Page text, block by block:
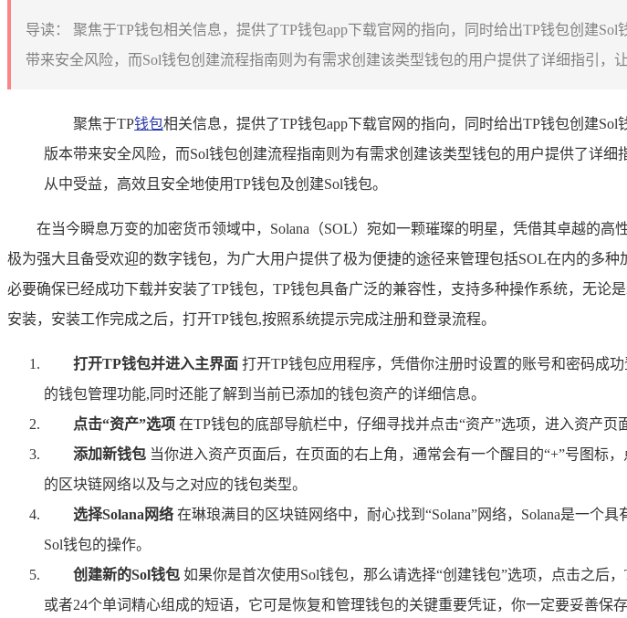
导读：
聚焦于TP钱包相关信息，提供了TP钱包app下载官网的指向，同时给出TP钱包创建
带来安全风险，而Sol钱包创建流程指南则为有需求创建该类型钱包的用户提供了详细指引，
聚焦于TP钱包相关信息，提供了TP钱包app下载官网的指向，同时给出TP钱包创建
版本带来安全风险，而Sol钱包创建流程指南则为有需求创建该类型钱包的用户提供了详
从中受益，高效且安全地使用TP钱包及创建Sol钱包。
在当今瞬息万变的加密货币领域中，Solana（SOL）宛如一颗璀璨的明星，凭借其卓越的
极为强大且备受欢迎的数字钱包，为广大用户提供了极为便捷的途径来管理包括SOL在内的多
必要确保已经成功下载并安装了TP钱包，TP钱包具备广泛的兼容性，支持多种操作系统，无论
安装，安装工作完成之后，打开TP钱包,按照系统提示完成注册和登录流程。
打开TP钱包并进入主界面 打开TP钱包应用程序，凭借你注册时设置的账号和密码成
的钱包管理功能,同时还能了解到当前已添加的钱包资产的详细信息。
点击“资产”选项 在TP钱包的底部导航栏中，仔细寻找并点击“资产”选项，进入资产
添加新钱包 当你进入资产页面后，在页面的右上角，通常会有一个醒目的“+”号图标
的区块链网络以及与之对应的钱包类型。
选择Solana网络 在琳琅满目的区块链网络中，耐心找到“Solana”网络，Solana是一个
Sol钱包的操作。
创建新的Sol钱包 如果你是首次使用Sol钱包，那么请选择“创建钱包”选项，点击之后
或者24个单词精心组成的短语，它可是恢复和管理钱包的关键重要凭证，你一定要妥善保